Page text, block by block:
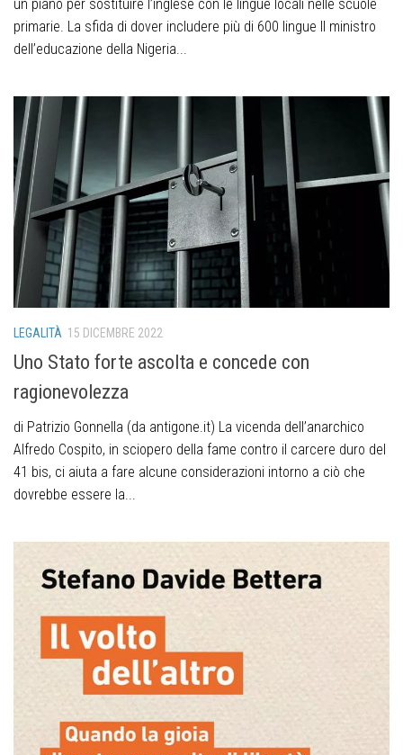
un piano per sostituire l’inglese con le lingue locali nelle scuole
primarie. La sfida di dover includere più di 600 lingue Il ministro
dell’educazione della Nigeria...
LEGALITÀ 15 DICEMBRE 2022
Uno Stato forte ascolta e concede con
ragionevolezza
di Patrizio Gonnella (da antigone.it) La vicenda dell’anarchico
Alfredo Cospito, in sciopero della fame contro il carcere duro del
41 bis, ci aiuta a fare alcune considerazioni intorno a ciò che
dovrebbe essere la...